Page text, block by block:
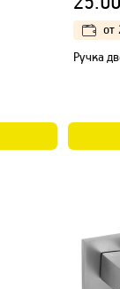
от
Ручка